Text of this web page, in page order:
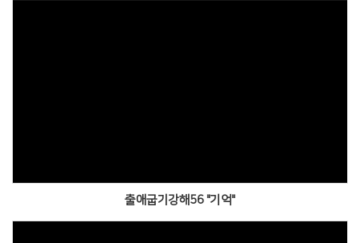
출애굽기강해56 "기억"